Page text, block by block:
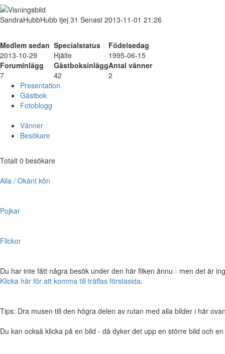
SandraHubbHubb tjej 31 Senast 2013-11-01 21:26
Medlem sedan Specialstatus
Födelsedag
2013-10-29
Hjälte
1995-06-15
Foruminlägg
GästboksinläggAntal vänner
7
42
2
Presentation
Gästbok
Fotoblogg
Vänner
Besökare
Totalt 0 besökare
Alla / Okänt kön
Pojkar
Flickor
Du har inte fått några besök under den här fliken ännu - men det är
Klicka här för att komma till träffas förstasida.
Tips: Dra musen till den högra delen av rutan med alla bilder i här
Du kan också klicka på en bild - då dyker det upp en större bild och